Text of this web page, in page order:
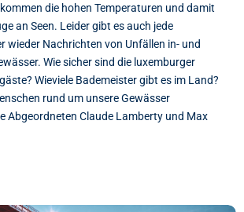
die hohen Temperaturen und damit
an Seen. Leider gibt es auch jede
wieder Nachrichten von Unfällen in- und
Wie sicher sind die luxemburger
Wieviele Bademeister gibt es im Land?
rund um unsere Gewässer
Abgeordneten Claude Lamberty und Max